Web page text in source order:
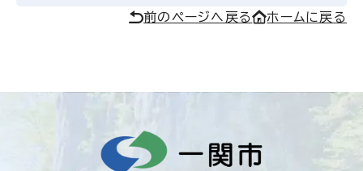
前のページへ戻る ホームに戻る